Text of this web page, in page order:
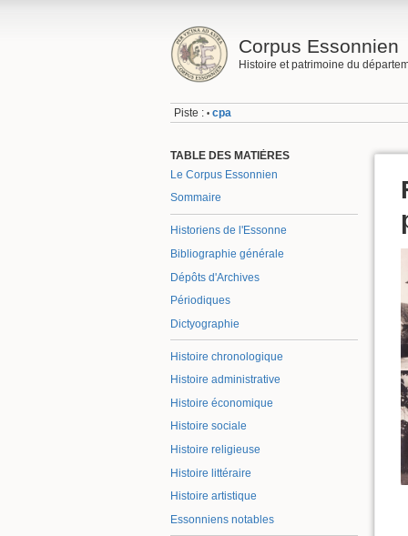
Corpus Essonnien
Histoire et patrimoine du
Piste : • cpa
TABLE DES MATIÈRES
Le Corpus Essonnien
Sommaire
Historiens de l'Essonne
Bibliographie générale
Dépôts d'Archives
Périodiques
Dictyographie
Histoire chronologique
Histoire administrative
Histoire économique
Histoire sociale
Histoire religieuse
Histoire littéraire
Histoire artistique
Essonniens notables